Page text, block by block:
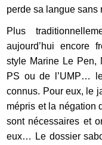
perde sa langue sans
Plus
aujourd’hui encore
style Marine Le Pen,
PS ou de l’UMP…
connus. Pour eux, le
mépris et la négation
sont nécessaires et
eux… Le dossier